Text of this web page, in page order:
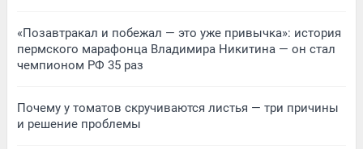
«Позавтракал и побежал — это уже привычка»: история
пермского марафонца Владимира Никитина — он стал
чемпионом РФ 35 раз
Почему у томатов скручиваются листья — три причины
и решение проблемы